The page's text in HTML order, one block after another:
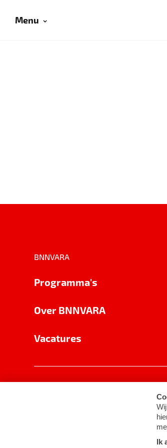
Menu
BNNVARA
Programma's
Over BNNVARA
Vacatures
Cookie-instellingen